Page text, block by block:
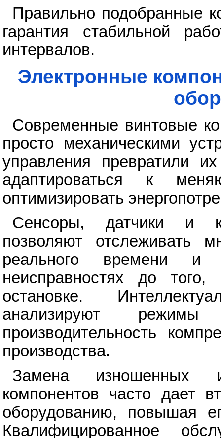
Правильно подобранные
гарантия стабильной
интервалов.
Электронные
Современные винтовые
просто механическими
управления превратили
адаптироваться к
оптимизировать
Сенсоры, датчики и
позволяют отслеживать
реального времени и
неисправностях до
остановке.
анализируют
производительность
производства.
Замена изношенных
компонентов часто дает
оборудованию, повышая
Квалифицированное